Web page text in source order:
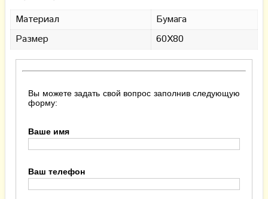
Материал
Бумага
Размер
60Х80
Вы можете задать свой вопрос заполнив следующую
форму:
Ваше имя
Ваш телефон